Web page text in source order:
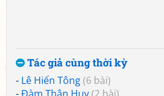
Tác giả cùng thời kỳ
- Lê Hiến Tông(6 bài)